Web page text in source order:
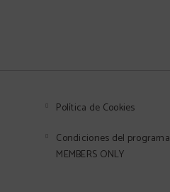
Política de Cookies
Condiciones del programa
MEMBERS ONLY